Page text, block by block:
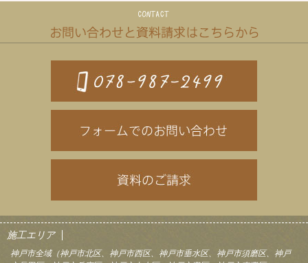
施工エリア
神戸市全域（神戸市北区、神戸市西区、神戸市垂水区、神戸市須磨区、神戸